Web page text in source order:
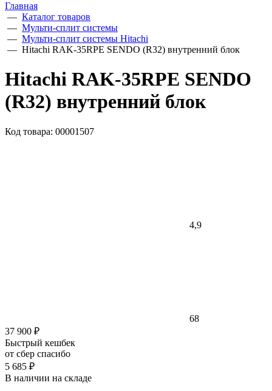
Главная
— Каталог товаров
— Мульти-сплит системы
— Мульти-сплит системы Hitachi
— Hitachi RAK-35RPE SENDO (R32) внутренний блок
Hitachi RAK-35RPE SENDO
(R32) внутренний блок
Код товара: 00001507
4,9
68
37 900 ₽
Быстрый кешбек
от сбер спасибо
5 685 ₽
В наличии на складе